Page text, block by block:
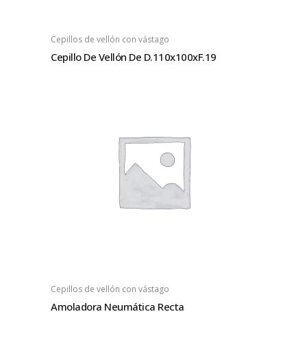
Cepillos de vellón con vástago
Cepillo De Vellón De D.110x100xF.19
Cepillos de vellón con vástago
Amoladora Neumática Recta